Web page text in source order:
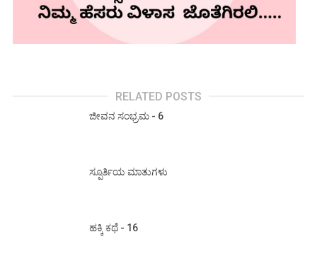
RELATED POSTS
ಜೀವನ ಸಂಭ್ರಮ - 6
ಸ್ಪೂರ್ತಿಯ ಮಾತುಗಳು
ಹಕ್ಕಿ ಕಥೆ - 16